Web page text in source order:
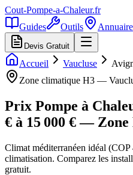
Cout-Pompe-a-Chaleur.fr
Guides
Outils Annuaire
Devis Gratuit
Accueil Vaucluse
Zone climatique H3 —
Prix Pompe à
€ à 15 000 € — Zone
Climat méditerranéen idéal
climatisation. Comparez les
gratuit.